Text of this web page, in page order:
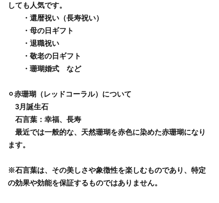
しても人気です。
・還暦祝い（長寿祝い）
・母の日ギフト
・退職祝い
・敬老の日ギフト
・珊瑚婚式 など
⚪︎赤珊瑚（レッドコーラル）について
3月誕生石
石言葉：幸福、長寿
最近では一般的な、天然珊瑚を赤色に染めた赤珊瑚になり
ます。
※石言葉は、その美しさや象徴性を楽しむものであり、特定
の効果や効能を保証するものではありません。